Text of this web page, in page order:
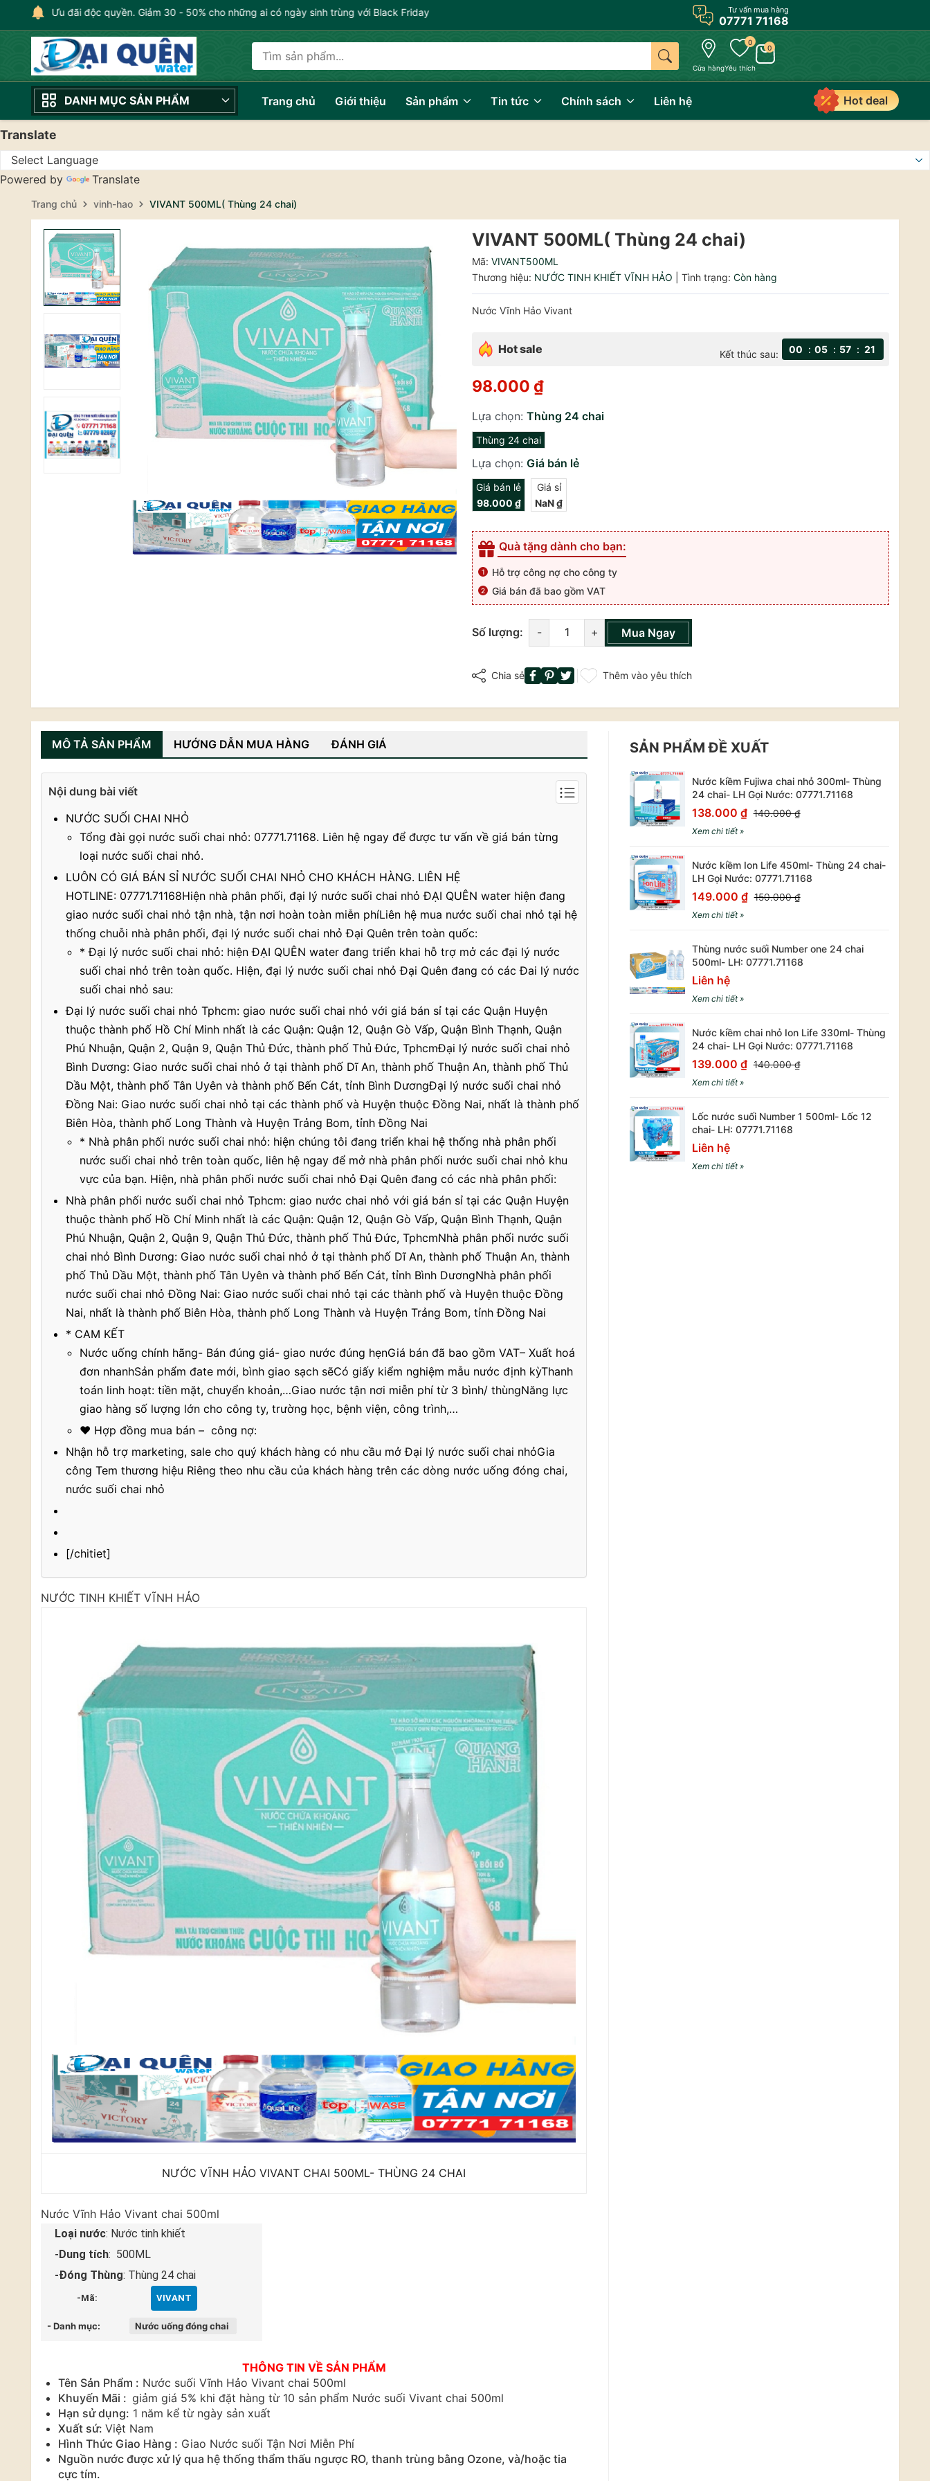
Ưu đãi độc quyền. Giảm 30 - 50% cho những ai có ngày sinh trùng với Black Friday Càng mua càng giảm: mua 6 tặng 1, mua 10 tặng 2
Tư vấn mua hàng
07771 71168
Cửa hàng
0
Yêu thích
0
DANH MỤC SẢN PHẨM Trang chủ Giới thiệu Sản phẩm Tin tức Chính sách Liên hệ Hot deal
Translate
Powered by Translate
Trang chủ vinh-hao VIVANT 500ML( Thùng 24 chai)
VIVANT 500ML( Thùng 24 chai)
Mã: VIVANT500ML
Thương hiệu: NƯỚC TINH KHIẾT VĨNH HẢO Tình trạng: Còn hàng
Nước Vĩnh Hảo Vivant
Hot sale Kết thúc sau: 00 05 57 19
98.000 ₫
Lựa chọn: Thùng 24 chai
Thùng 24 chai
Lựa chọn: Giá bán lẻ
Giá bán lẻ
98.000 ₫
Giá sỉ
NaN ₫
Quà tặng dành cho bạn:
Hỗ trợ công nợ cho công ty
Giá bán đã bao gồm VAT
Số lượng: - + Mua Ngay
Chia sẻ Thêm vào yêu thích
MÔ TẢ SẢN PHẨM HƯỚNG DẪN MUA HÀNG ĐÁNH GIÁ
Nội dung bài viết
NƯỚC SUỐI CHAI NHỎ
Tổng đài gọi nước suối chai nhỏ: 07771.71168. Liên hệ ngay để được tư vấn về giá bán từng
loại nước suối chai nhỏ.
LUÔN CÓ GIÁ BÁN SỈ NƯỚC SUỐI CHAI NHỎ CHO KHÁCH HÀNG. LIÊN HỆ
HOTLINE: 07771.71168Hiện nhà phân phối, đại lý nước suối chai nhỏ ĐẠI QUÊN water hiện đang
giao nước suối chai nhỏ tận nhà, tận nơi hoàn toàn miễn phíLiên hệ mua nước suối chai nhỏ tại hệ
thống chuỗi nhà phân phối, đại lý nước suối chai nhỏ Đại Quên trên toàn quốc:
* Đại lý nước suối chai nhỏ: hiện ĐẠI QUÊN water đang triển khai hỗ trợ mở các đại lý nước
suối chai nhỏ trên toàn quốc. Hiện, đại lý nước suối chai nhỏ Đại Quên đang có các Đai lý nước
suối chai nhỏ sau:
Đại lý nước suối chai nhỏ Tphcm: giao nước suối chai nhỏ với giá bán sỉ tại các Quận Huyện
thuộc thành phố Hồ Chí Minh nhất là các Quận: Quận 12, Quận Gò Vấp, Quận Bình Thạnh, Quận
Phú Nhuận, Quận 2, Quận 9, Quận Thủ Đức, thành phố Thủ Đức, TphcmĐại lý nước suối chai nhỏ
Bình Dương: Giao nước suối chai nhỏ ở tại thành phố Dĩ An, thành phố Thuận An, thành phố Thủ
Dầu Một, thành phố Tân Uyên và thành phố Bến Cát, tỉnh Bình DươngĐại lý nước suối chai nhỏ
Đồng Nai: Giao nước suối chai nhỏ tại các thành phố và Huyện thuộc Đồng Nai, nhất là thành phố
Biên Hòa, thành phố Long Thành và Huyện Trảng Bom, tỉnh Đồng Nai
* Nhà phân phối nước suối chai nhỏ: hiện chúng tôi đang triển khai hệ thống nhà phân phối
nước suối chai nhỏ trên toàn quốc, liên hệ ngay để mở nhà phân phối nước suối chai nhỏ khu
vực của bạn. Hiện, nhà phân phối nước suối chai nhỏ Đại Quên đang có các nhà phân phối:
Nhà phân phối nước suối chai nhỏ Tphcm: giao nước chai nhỏ với giá bán sỉ tại các Quận Huyện
thuộc thành phố Hồ Chí Minh nhất là các Quận: Quận 12, Quận Gò Vấp, Quận Bình Thạnh, Quận
Phú Nhuận, Quận 2, Quận 9, Quận Thủ Đức, thành phố Thủ Đức, TphcmNhà phân phối nước suối
chai nhỏ Bình Dương: Giao nước suối chai nhỏ ở tại thành phố Dĩ An, thành phố Thuận An, thành
phố Thủ Dầu Một, thành phố Tân Uyên và thành phố Bến Cát, tỉnh Bình DươngNhà phân phối
nước suối chai nhỏ Đồng Nai: Giao nước suối chai nhỏ tại các thành phố và Huyện thuộc Đồng
Nai, nhất là thành phố Biên Hòa, thành phố Long Thành và Huyện Trảng Bom, tỉnh Đồng Nai
* CAM KẾT
Nước uống chính hãng- Bán đúng giá- giao nước đúng hẹnGiá bán đã bao gồm VAT– Xuất hoá
đơn nhanhSản phẩm đate mới, bình giao sạch sẽCó giấy kiểm nghiệm mẫu nước định kỳThanh
toán linh hoạt: tiền mặt, chuyển khoản,…Giao nước tận nơi miễn phí từ 3 bình/ thùngNăng lực
giao hàng số lượng lớn cho công ty, trường học, bệnh viện, công trình,…
♥ Hợp đồng mua bán – công nợ:
Nhận hỗ trợ marketing, sale cho quý khách hàng có nhu cầu mở Đại lý nước suối chai nhỏGia
công Tem thương hiệu Riêng theo nhu cầu của khách hàng trên các dòng nước uống đóng chai,
nước suối chai nhỏ
[/chitiet]
NƯỚC TINH KHIẾT VĨNH HẢO
NƯỚC VĨNH HẢO VIVANT CHAI 500ML- THÙNG 24 CHAI
Nước Vĩnh Hảo Vivant chai 500ml
Loại nước: Nước tinh khiết
-Dung tích: 500ML
-Đóng Thùng: Thùng 24 chai
-Mã: VIVANT
- Danh mục: Nước uống đóng chai
THÔNG TIN VỀ SẢN PHẨM
Tên Sản Phẩm : Nước suối Vĩnh Hảo Vivant chai 500ml
Khuyến Mãi : giảm giá 5% khi đặt hàng từ 10 sản phẩm Nước suối Vivant chai 500ml
Hạn sử dụng: 1 năm kể từ ngày sản xuất
Xuất sứ: Việt Nam
Hình Thức Giao Hàng : Giao Nước suối Tận Nơi Miễn Phí
Nguồn nước được xử lý qua hệ thống thẩm thấu ngược RO, thanh trùng bằng Ozone, và/hoặc tia
cực tím.
SẢN PHẨM ĐỀ XUẤT
Nước kiềm Fujiwa chai nhỏ 300ml- Thùng
24 chai- LH Gọi Nước: 07771.71168
138.000 ₫ 140.000 ₫
Xem chi tiết »
Nước kiềm Ion Life 450ml- Thùng 24 chai-
LH Gọi Nước: 07771.71168
149.000 ₫ 150.000 ₫
Xem chi tiết »
Thùng nước suối Number one 24 chai
500ml- LH: 07771.71168
Liên hệ
Xem chi tiết »
Nước kiềm chai nhỏ Ion Life 330ml- Thùng
24 chai- LH Gọi Nước: 07771.71168
139.000 ₫ 140.000 ₫
Xem chi tiết »
Lốc nước suối Number 1 500ml- Lốc 12
chai- LH: 07771.71168
Liên hệ
Xem chi tiết »